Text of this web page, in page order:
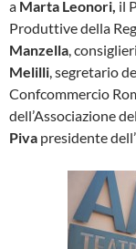
a Marta Leonori, il
Produttive della
Manzella,
Melilli, segretario
Confcommercio
dell’Associazione
Piva presidente